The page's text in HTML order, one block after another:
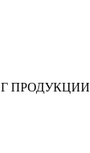
ПРОДУКЦИИ